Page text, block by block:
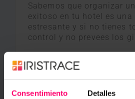
Consentimiento Detalles
Sabemos que organizar
exitoso en tu hotel es una
estresante y si no tienes
control y no prevees los
Elena Mariel 13 noviembre, 2018